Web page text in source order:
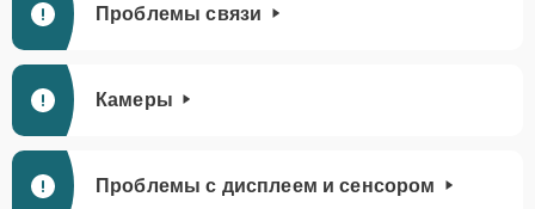
Проблемы связи
Камеры
Проблемы с дисплеем и сенсором